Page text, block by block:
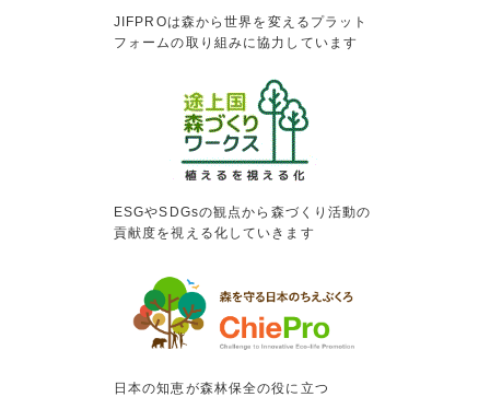
JIFPROは森から世界を変えるプラット
フォームの取り組みに協力しています
ESGやSDGsの観点から森づくり活動の
貢献度を視える化していきます
日本の知恵が森林保全の役に立つ